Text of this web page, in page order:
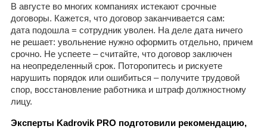
В августе во многих компаниях истекают срочные
договоры. Кажется, что договор заканчивается сам:
дата подошла = сотрудник уволен. На деле дата ничего
не решает: увольнение нужно оформить отдельно, причем
срочно. Не успеете – считайте, что договор заключен
на неопределенный срок. Поторопитесь и рискуете
нарушить порядок или ошибиться – получите трудовой
спор, восстановление работника и штраф должностному
лицу.
Эксперты Kadrovik PRO подготовили рекомендацию,